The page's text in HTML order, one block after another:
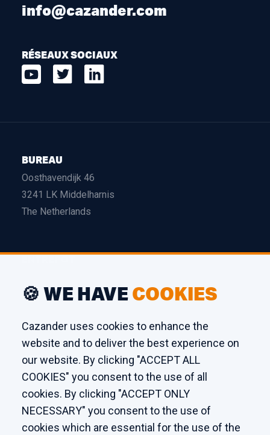
info@cazander.com
RÉSEAUX SOCIAUX
BUREAU
Oosthavendijk 46
3241 LK Middelharnis
The Netherlands
3241 LS Middelharnis
ATELIER
Kaagstraat 7
8102 GZ Raalte
The Netherlands
🍪 WE HAVECOOKIES
Cazander uses cookies to enhance the
website and to deliver the best experience on
our website. By clicking "ACCEPT ALL
COOKIES" you consent to the use of all
cookies. By clicking "ACCEPT ONLY
NECESSARY" you consent to the use of
cookies which are essential for the use of the